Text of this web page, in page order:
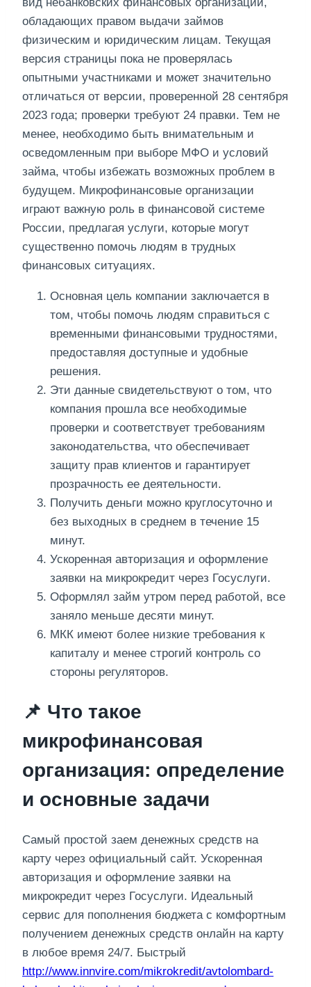
обладающих правом выдачи займов
физическим и юридическим лицам. Текущая
версия страницы пока не проверялась
опытными участниками и может значительно
отличаться от версии, проверенной 28 сентября
2023 года; проверки требуют 24 правки. Тем не
менее, необходимо быть внимательным и
осведомленным при выборе МФО и условий
займа, чтобы избежать возможных проблем в
будущем. Микрофинансовые организации
играют важную роль в финансовой системе
России, предлагая услуги, которые могут
существенно помочь людям в трудных
финансовых ситуациях.
Основная цель компании заключается в
том, чтобы помочь людям справиться с
временными финансовыми трудностями,
предоставляя доступные и удобные
решения.
Эти данные свидетельствуют о том, что
компания прошла все необходимые
проверки и соответствует требованиям
законодательства, что обеспечивает
защиту прав клиентов и гарантирует
прозрачность ее деятельности.
Получить деньги можно круглосуточно и
без выходных в среднем в течение 15
минут.
Ускоренная авторизация и оформление
заявки на микрокредит через Госуслуги.
Оформлял займ утром перед работой, все
заняло меньше десяти минут.
МКК имеют более низкие требования к
капиталу и менее строгий контроль со
стороны регуляторов.
📌 Что такое
микрофинансовая
организация: определение
и основные задачи
Самый простой заем денежных средств на
карту через официальный сайт. Ускоренная
авторизация и оформление заявки на
микрокредит через Госуслуги. Идеальный
сервис для пополнения бюджета с комфортным
получением денежных средств онлайн на карту
в любое время 24/7. Быстрый
http://www.innvire.com/mikrokredit/avtolombard-